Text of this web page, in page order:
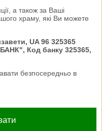
а також за Ваші
храму, які Ви можете
UA 96 325365
Код банку 325365,
безпосередньо в